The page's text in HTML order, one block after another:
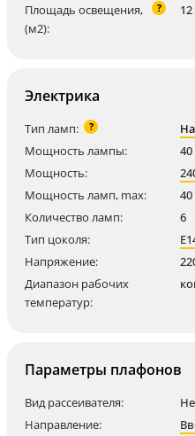
Площадь освещения,
(м2):
? 12
Электрика
Тип ламп: ?
Мощность лампы:
40
Мощность:
Мощность ламп, max:
40
Количество ламп:
6
Тип цоколя:
Напряжение:
Диапазон рабочих
температур:
Параметры плафонов
Вид рассеивателя:
Направление: